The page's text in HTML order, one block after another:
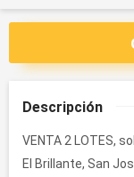
Descripción
VENTA 2 LOTES,
El Brillante, San